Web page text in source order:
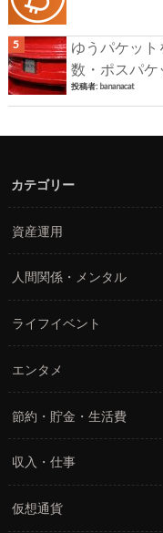
ゆうパケッ
数・ポスパケ
投稿者: bananacat
カテゴリー
資産運用
人間関係・メンタル
ライフイベント
エンタメ
節約・貯金・生活費
収入・仕事
仮想通貨